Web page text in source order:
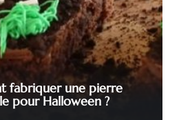
fabriquer une pierre
pour Halloween ?